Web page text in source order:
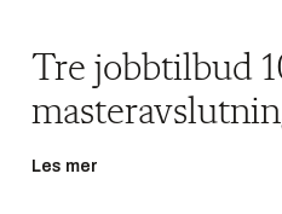
Tre jobbtilbud
Les mer